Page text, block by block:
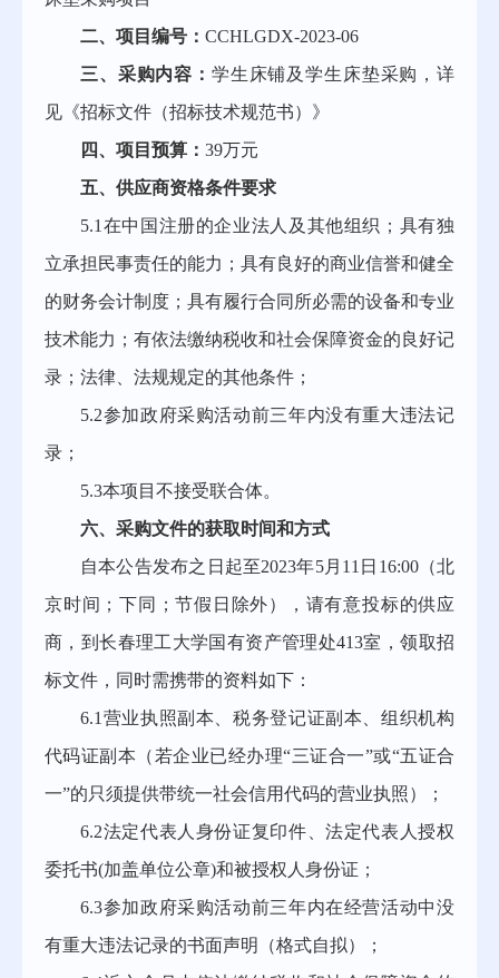
二、项目编号：CCHLGDX-2023-06
三、采购内容： 学生床铺及学生床垫采购 ，详
见《招标文件（招标技术规范书）》
四、项目预算：39万元
五、供应商资格条件要求
5.1在中国注册的企业法人及其他组织；具有独
立承担民事责任的能力；具有良好的商业信誉和健全
的财务会计制度；具有履行合同所必需的设备和专业
技术能力；有依法缴纳税收和社会保障资金的良好记
录；法律、法规规定的其他条件；
5.2参加政府采购活动前三年内没有重大违法记
录；
5.3本项目不接受联合体。
六、采购文件的获取时间和方式
自本公告发布之日起至2023年5月 11 日 16:00（北
京时间 ； 下同 ； 节假日除外），请有意投标的供应
商，到长春理工大学国有资产管理处413室，领取招
标文件，同时需携带的资料如下：
6.1营业执照副本、税务登记证副本、组织机构
代码证副本（若企业已经办理“三证合一”或“五证合
一”的只须提供带统一社会信用代码的营业执照）；
6.2法定代表人身份证复印件、法定代表人授权
委托书(加盖单位公章)和被授权人身份证；
6.3参加政府采购活动前三年内在经营活动中没
有重大违法记录的书面声明（格式自拟）；